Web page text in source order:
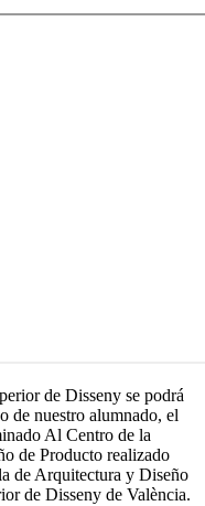
de Disseny se podrá
de nuestro alumnado, el
Al Centro de la
de Producto realizado
de Arquitectura y Diseño
de Disseny de València.